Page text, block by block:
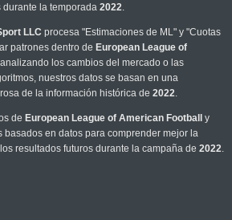
la temporada 2022.
LLC procesa "Estimaciones de ML" y "Cuotas
patrones dentro de European League of
analizando los cambios del mercado o las
nuestros datos se basan en una
de la información histórica de 2022.
de European League of American Football
y
basados en datos para comprender mejor la
resultados futuros durante la campaña de 2022.